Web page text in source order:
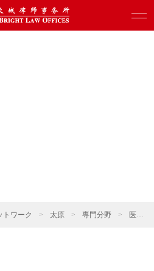
トワーク > 太原 > 専門分野 > 医療と健康・薬事